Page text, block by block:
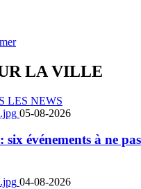
LA VILLE
LES NEWS
05-08-2026
événements à ne
04-08-2026